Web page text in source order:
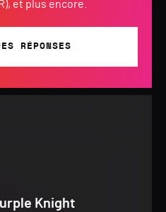
et plus encore.
RÉPONSES
Knight